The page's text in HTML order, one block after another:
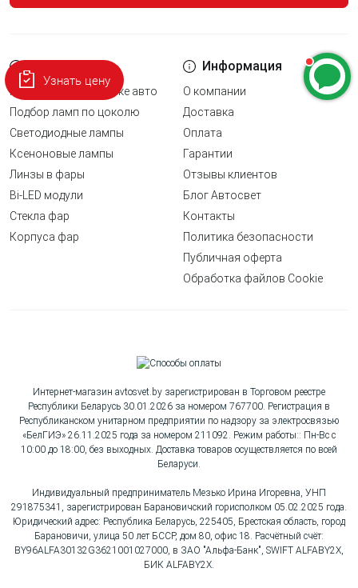
Подбор ламп по марке авто
Подбор ламп по цоколю
Светодиодные лампы
Ксеноновые лампы
Линзы в фары
Bi-LED модули
Стекла фар
Корпуса фар
Информация
О компании
Доставка
Оплата
Гарантии
Отзывы клиентов
Блог Автосвет
Контакты
Политика безопасности
Публичная оферта
Обработка файлов Cookie
Интернет-магазин avtosvet.by зарегистрирован в Торговом реестре
Республики Беларусь 30.01.2026 за номером 767700. Регистрация в
Республиканском унитарном предприятии по надзору за электросвязью
«БелГИЭ» 26.11.2025 года за номером 211092. Режим работы:: Пн-Вс с
10:00 до 18:00, без выходных. Доставка товаров осуществляется по всей
Беларуси.
Индивидуальный предприниматель Мезько Ирина Игоревна, УНП
291875341, зарегистрирован Барановичский горисполком 05.02.2025 года.
Юридический адрес: Республика Беларусь, 225405, Брестская область, город
Барановичи, улица 50 лет БССР, дом 80, офис 18. Расчётный счёт:
BY96ALFA30132G3621001027000, в ЗАО "Альфа-Банк", SWIFT ALFABY2X,
БИК ALFABY2X.
Узнать цену